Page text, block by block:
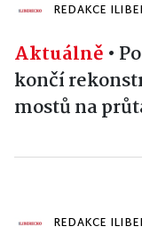
REDAKCE
Aktuálně •
končí
mostů na
REDAKCE